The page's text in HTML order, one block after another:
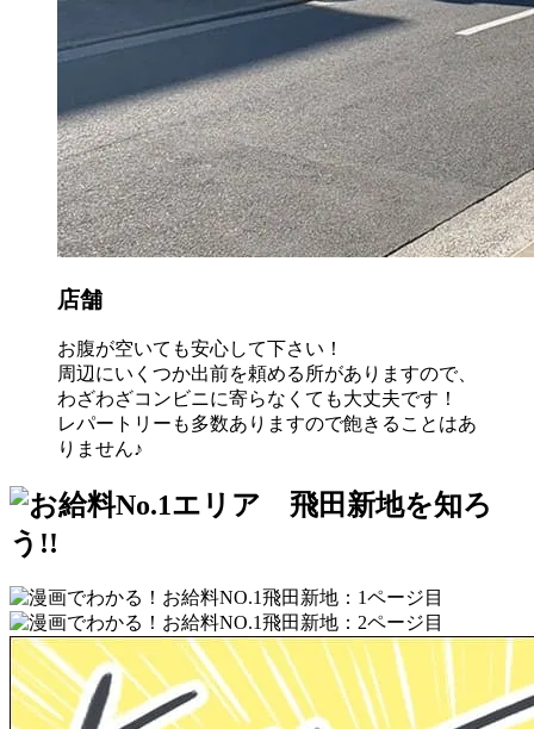
店舗
お腹が空いても安心して下さい！
周辺にいくつか出前を頼める所がありますので、
わざわざコンビニに寄らなくても大丈夫です！
レパートリーも多数ありますので飽きることはあ
りません♪